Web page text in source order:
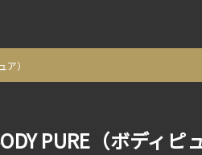
ア）
PURE（ボディピ